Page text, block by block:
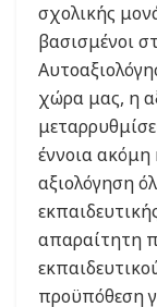
σχολικής
βασισμένοι
χώρα μας, η
έννοια
αξιολόγηση
απαραίτητη
προϋπόθεση